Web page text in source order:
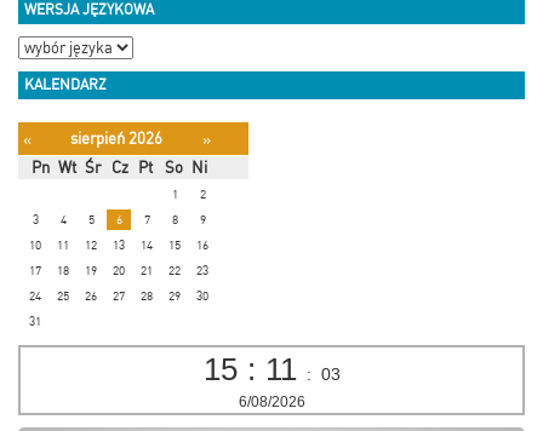
WERSJA JĘZYKOWA
KALENDARZ
« sierpień 2026
»
Pn Wt Śr Cz Pt So Ni
1
2
3
4 5 6 7 8
9
10
11 12 13 14 15
16
17
18 19 20 21 22
23
24
25 26 27 28 29
30
31
15 : 11 : 03
6/08/2026